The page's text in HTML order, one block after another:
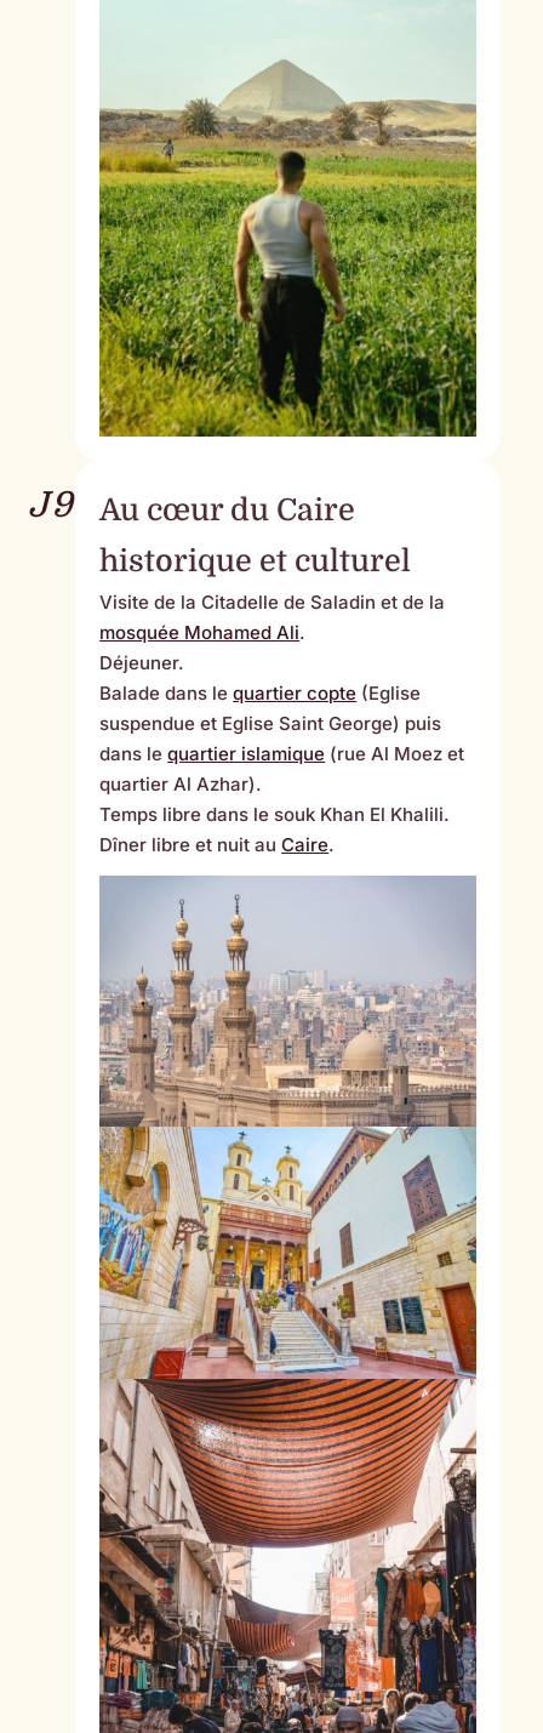
J9
Au cœur du Caire
historique et culturel
Visite de la Citadelle de Saladin et de la
mosquée Mohamed Ali.
Déjeuner.
Balade dans lequartier copte (Eglise
suspendue et Eglise Saint George) puis
dans lequartier islamique (rue Al Moez et
quartier Al Azhar).
Temps libre dans le souk Khan El Khalili.
Dîner libre et nuit auCaire.